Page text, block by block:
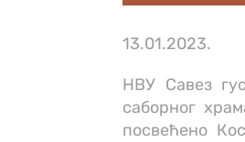
13.01.2023.
НВУ Савез
саборног
посвећено